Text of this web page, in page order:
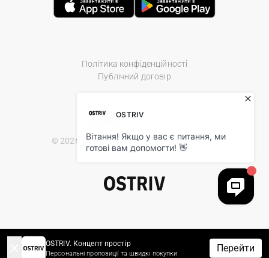
Політика конфіденційності
Публічний договір
© 2026 Ostriv.ua Store. All Rights Reserved.
OSTRIV. Концепт простір
Персональні пропозиції та швидкі покупки Перейти